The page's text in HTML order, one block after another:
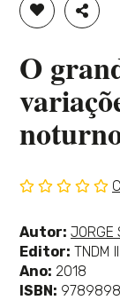
ADICIONAR
O
classificação
Autor: Ver
mais
sobre
JORGE
Editor: TNDM
Ano: 2018
ISBN: